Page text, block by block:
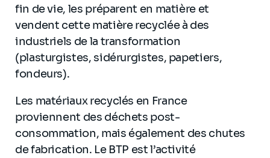
fin de vie, les préparent en matière et
vendent cette matière recyclée à des
industriels de la transformation
(plasturgistes, sidérurgistes, papetiers,
fondeurs).
Les matériaux recyclés en France
proviennent des déchets post-
consommation, mais également des chutes
de fabrication. Le BTP est l’activité